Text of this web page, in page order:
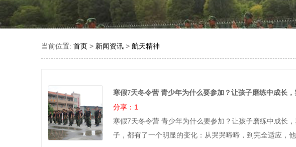
当前位置: 首页 > 新闻资讯 > 航天精神
寒假7天冬令营 青少年为什么要参加？让孩子磨练中成长
分享：1
寒假7天冬令营 青少年为什么要参加？让孩子磨练中成长
子，都有了一个明显的变化：从哭哭啼啼，到完全适应，